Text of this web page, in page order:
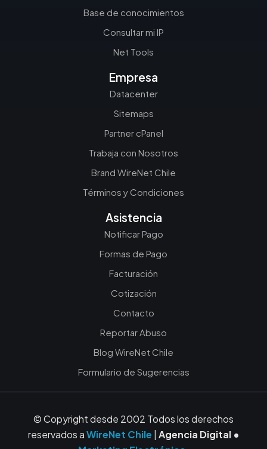
Base de conocimientos
Consultar mi IP
Net Tools
Empresa
Datacenter
Sitemaps
Partner cPanel
Trabaja con Nosotros
Brand WireNet Chile
Términos y Condiciones
Asistencia
Notificar Pago
Formas de Pago
Facturación
Cotización
Contacto
Reportar Abuso
Blog WireNet Chile
Formulario de Sugerencias
© Copyright desde 2002 Todos los derechos
reservados aWireNet Chile Agencia Digital •